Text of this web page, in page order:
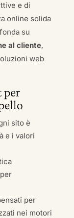
e di
online solida
su
al cliente,
web
per
sito è
e i valori
per
nei motori